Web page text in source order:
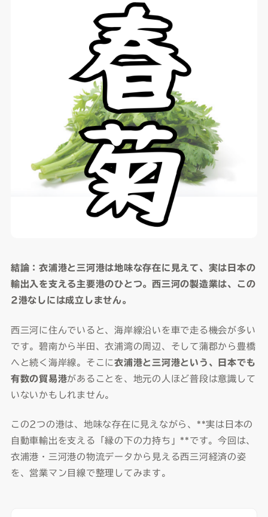
結論：衣浦港と三河港は地味な存在に見えて、実は日本の
輸出入を支える主要港のひとつ。西三河の製造業は、この
2港なしには成立しません。
西三河に住んでいると、海岸線沿いを車で走る機会が多い
です。碧南から半田、衣浦湾の周辺、そして蒲郡から豊橋
へと続く海岸線。そこに衣浦港と三河港という、日本でも
有数の貿易港があることを、地元の人ほど普段は意識して
いないかもしれません。
この2つの港は、地味な存在に見えながら、**実は日本の
自動車輸出を支える「縁の下の力持ち」**です。今回は、
衣浦港・三河港の物流データから見える西三河経済の姿
を、営業マン目線で整理してみます。